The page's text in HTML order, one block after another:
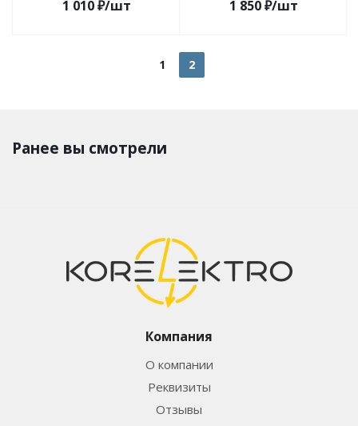
1 010₽/шт 1 850₽/шт
1 2
Ранее вы смотрели
Компания
О компании
Реквизиты
Отзывы